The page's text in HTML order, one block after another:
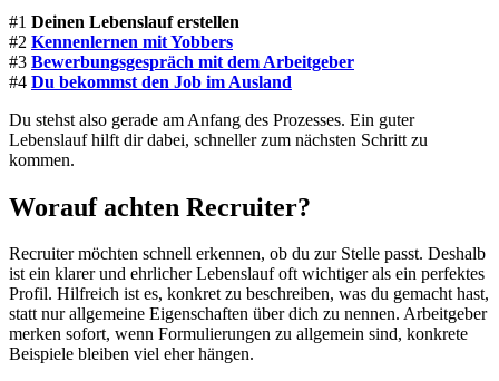
#1 Deinen Lebenslauf erstellen
#2 Kennenlernen mit Yobbers
#3 Bewerbungsgespräch mit dem Arbeitgeber
#4 Du bekommst den Job im Ausland
Du stehst also gerade am Anfang des Prozesses. Ein guter
Lebenslauf hilft dir dabei, schneller zum nächsten Schritt zu
kommen.
Worauf achten Recruiter?
Recruiter möchten schnell erkennen, ob du zur Stelle passt. Deshalb
ist ein klarer und ehrlicher Lebenslauf oft wichtiger als ein perfektes
Profil. Hilfreich ist es, konkret zu beschreiben, was du gemacht hast,
statt nur allgemeine Eigenschaften über dich zu nennen. Arbeitgeber
merken sofort, wenn Formulierungen zu allgemein sind, konkrete
Beispiele bleiben viel eher hängen.